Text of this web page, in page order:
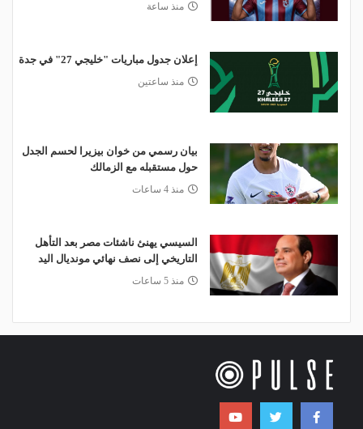
منذ ساعة
إعلان جدول مباريات "خليجي 27" في جدة
منذ ساعتين
بيان رسمي من خوان بيزيرا لحسم الجدل
حول مستقبله مع الزمالك
منذ 4 ساعات
السيسي يهنئ ناشئات مصر بعد التأهل
التاريخي إلى نصف نهائي مونديال اليد
منذ 5 ساعات